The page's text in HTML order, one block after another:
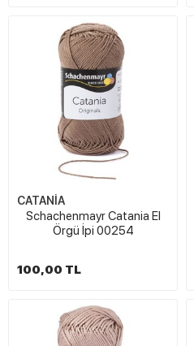
CATANİA
Schachenmayr Catania El
Örgü İpi 00254
100,00 TL